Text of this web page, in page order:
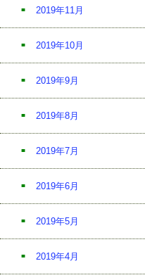
2019年11月
2019年10月
2019年9月
2019年8月
2019年7月
2019年6月
2019年5月
2019年4月